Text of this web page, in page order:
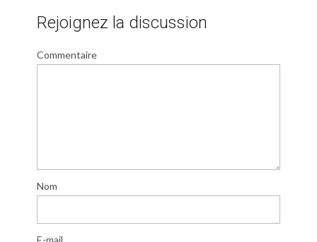
Rejoignez la discussion
Commentaire
Nom
E-mail